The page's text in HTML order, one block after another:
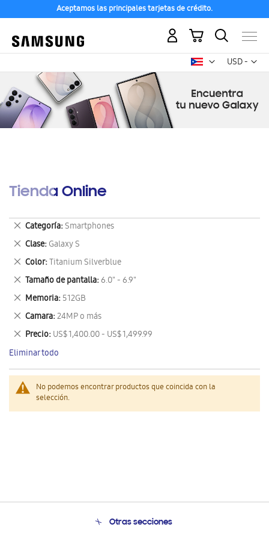
Aceptamos las principales tarjetas de crédito.
USD -
dólar
Mi carrito
Tienda Online
No podemos encontrar productos que coincida con la
selección.
Categoría Smartphones
Eliminar
este
artículo
Clase Galaxy S
Eliminar
este
artículo
Color Titanium Silverblue
Eliminar
este
artículo
Tamaño de pantalla 6.0" - 6.9"
Eliminar
este
artículo
Memoria 512GB
Eliminar
este
artículo
Camara 24MP o más
Eliminar
este
artículo
Precio US$ 1,400.00 - US$ 1,499.99
Eliminar
este
artículo
Eliminar todo
Otras secciones